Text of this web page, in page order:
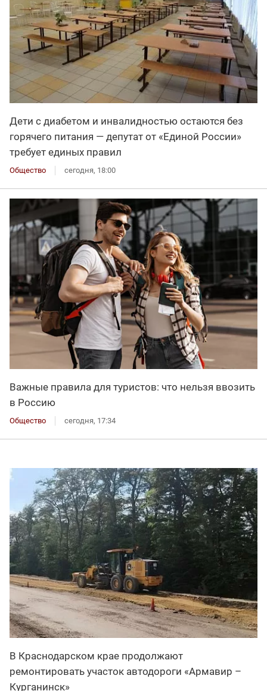
Дети с диабетом и инвалидностью остаются без
горячего питания — депутат от «Единой России»
требует единых правил
Общество сегодня, 18:00
Важные правила для туристов: что нельзя ввозить
в Россию
Общество сегодня, 17:34
В Краснодарском крае продолжают
ремонтировать участок автодороги «Армавир –
Курганинск»